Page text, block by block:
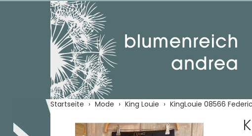
Startseite Mode King Louie KingLouie 08566